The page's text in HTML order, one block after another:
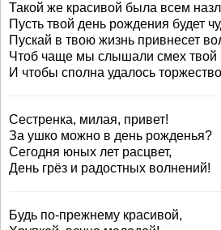
Такой же красивой была всем
Пусть твой день рождения будет
Пускай в твою жизнь привнесет
Чтоб чаще мы слышали смех твой
И чтобы сполна удалось
Сестренка, милая, привет!
За ушко можно в день рожденья?
Сегодня юных лет расцвет,
День грёз и радостных волнений!
Будь по-прежнему красивой,